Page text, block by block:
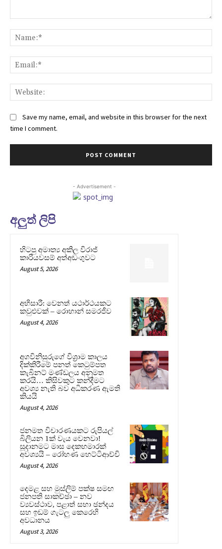
Save my name, email, and website in this browser for the next
time I comment.
- Advertisement -
අලුත් ලිපි
හිටපු අමාත්‍ය අකිල විරාජ්
කාරියවසම් අත්අඩංගුවට
August 5, 2026
අභිසාරී: වෙනත් යථාර්ථයකට
කවුළුවක් – රොහාන් සමරජීව
August 4, 2026
අගවිනිසුරුගේ විශ්‍රාම කාලය
දික්කිරීමේ පනත් කෙටුම්පත
කැබිනට් මණ්ඩලය අනුමත
කරයි… කිසිවකුට කන්දීමට
අවශ්‍ය නැති බව අධිකරණ ඇමති
කියයි
August 4, 2026
ජනමත විචාරණයකට රුපියල්
බිලියන 1ක් වැය වෙනවා!
සූදානමට මාස දෙකහමාරක්
අවශ්‍යයි – රෝහණ හෙට්ටිආච්චි
August 4, 2026
දෙමළ සහ මුස්ලිම් පක්ෂ සමඟ
ජනපති සාකච්ඡා – නව
ව්‍යවස්ථාව, පළාත් සභා ඡන්දය
සහ ඉඩම් ගැටලු කෙරෙහි
අවධානය
August 3, 2026